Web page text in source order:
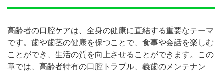
高齢者の口腔ケアは、全身の健康に直結する重要なテーマ
です。歯や歯茎の健康を保つことで、食事や会話を楽しむ
ことができ、生活の質を向上させることができます。この
章では、高齢者特有の口腔トラブル、義歯のメンテナン